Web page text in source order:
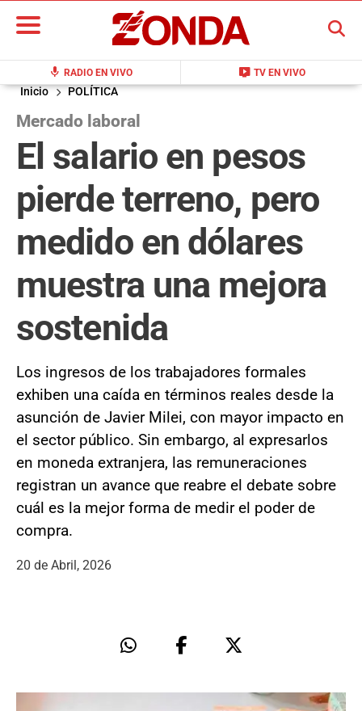
mic RADIO EN VIVO live_tv TV EN VIVO
BUSCAR
Inicio POLÍTICA
Mercado laboral
El salario en pesos
pierde terreno, pero
medido en dólares
muestra una mejora
sostenida
Los ingresos de los trabajadores formales
exhiben una caída en términos reales desde la
asunción de Javier Milei, con mayor impacto en
el sector público. Sin embargo, al expresarlos
en moneda extranjera, las remuneraciones
registran un avance que reabre el debate sobre
cuál es la mejor forma de medir el poder de
compra.
20 de Abril, 2026